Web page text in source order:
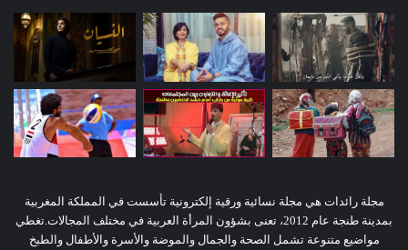
مجلة رائدات هي مجلة نسائية ورقية إلكترونية تأسست في المملكة المغربية
بمدينة طنجة عام 2012، تعنى بشؤون المرأة العربية في مختلف المجالات.تغطي
مواضيع متنوعة تشمل الصحة والجمال والموضة والأسرة والأطفال والطبخ